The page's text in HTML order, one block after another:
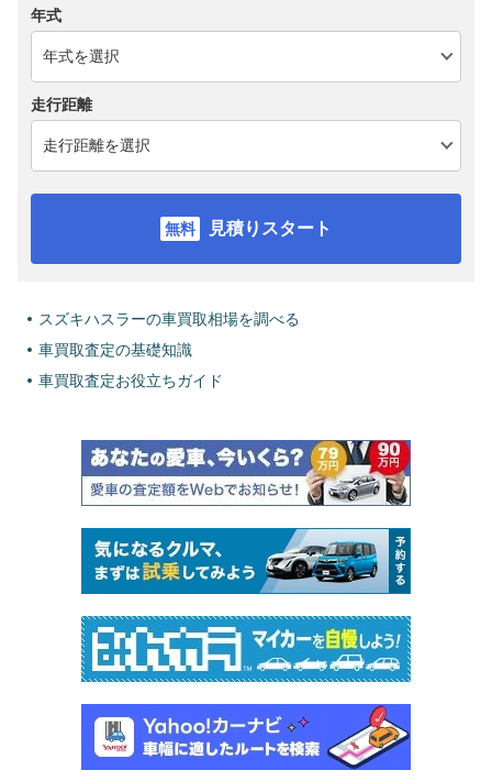
年式
走行距離
見積りスタート
スズキハスラーの車買取相場を調べる
車買取査定の基礎知識
車買取査定お役立ちガイド